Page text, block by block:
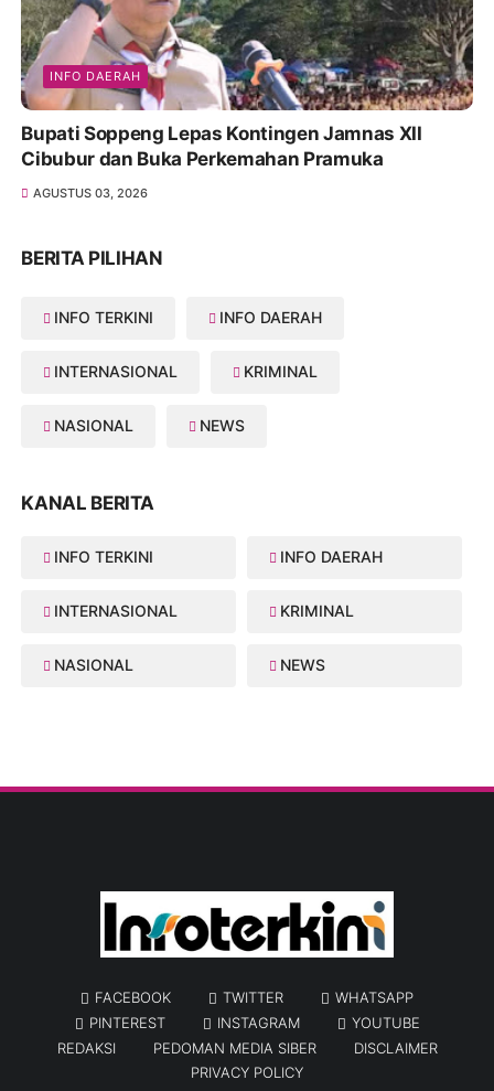
INFO DAERAH
Bupati Soppeng Lepas Kontingen Jamnas XII
Cibubur dan Buka Perkemahan Pramuka
AGUSTUS 03, 2026
BERITA PILIHAN
INFO TERKINI INFO DAERAH
INTERNASIONAL KRIMINAL
NASIONAL NEWS
KANAL BERITA
INFO TERKINI INFO DAERAH
INTERNASIONAL KRIMINAL
NASIONAL NEWS
FACEBOOK TWITTER
WHATSAPP
PINTEREST
INSTAGRAM
YOUTUBE
REDAKSI
PEDOMAN MEDIA SIBER
DISCLAIMER
PRIVACY POLICY